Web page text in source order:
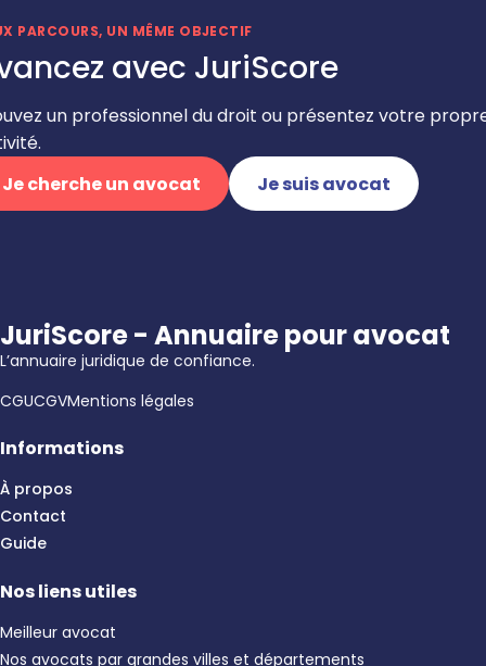
PARCOURS, UN MÊME OBJECTIF
avec JuriScore
un professionnel du droit ou présentez votre
Je cherche un avocat
Je suis avocat
JuriScore - Annuaire pour avocat
L’annuaire juridique de confiance.
CGUCGVMentions légales
Informations
À propos
Contact
Guide
Nos liens utiles
Meilleur avocat
Nos avocats par grandes villes et départements